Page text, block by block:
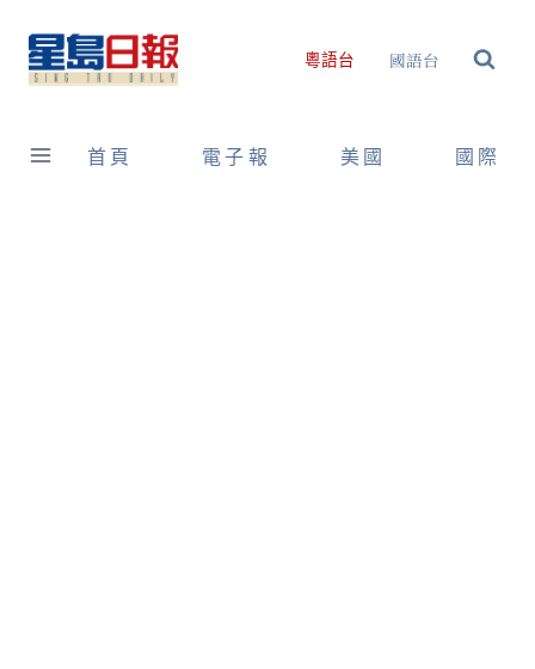
content
粵語台 國語台
首頁 電子報 美國 國際